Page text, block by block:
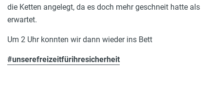
die Ketten angelegt, da es doch mehr geschneit hatte als
erwartet.
Um 2 Uhr konnten wir dann wieder ins Bett
#unserefreizeitfürihresicherheit